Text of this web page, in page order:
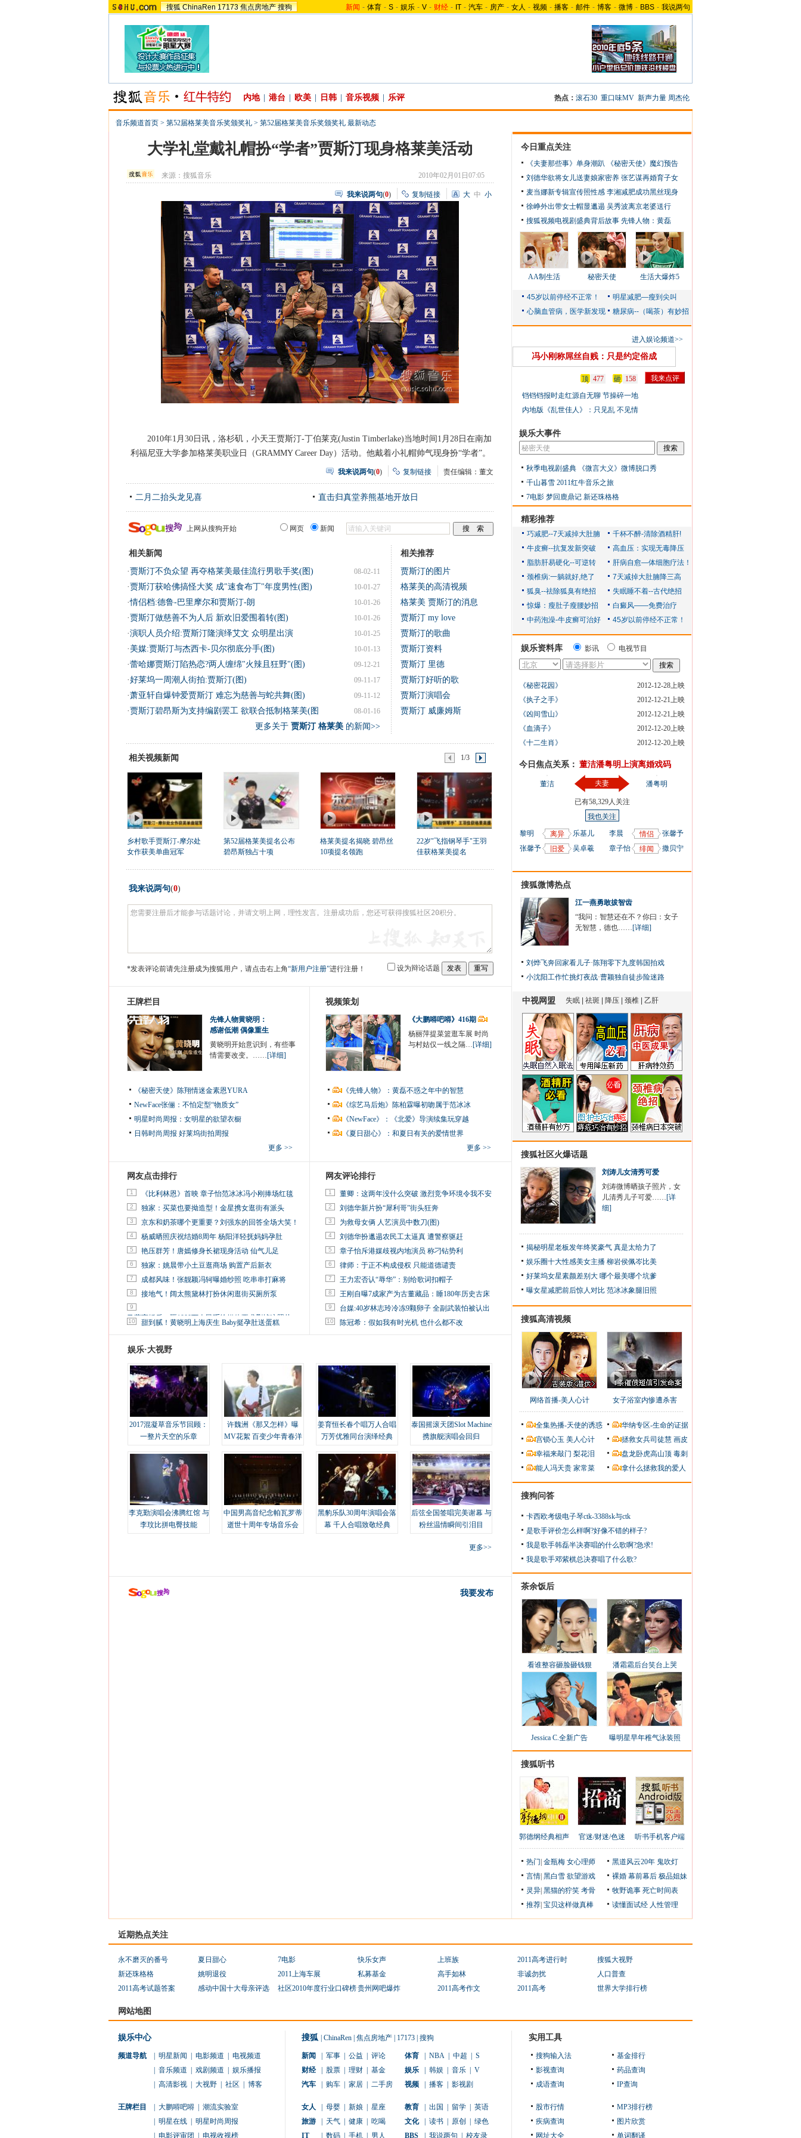
搜狐 ChinaRen 17173 焦点房地产 搜狗 新闻 - 体育 - S - 娱乐 - V - 财经 - IT - 汽车 - 房产 - 女人 - 视频 - 播客 - 邮件 - 博客 - 微博 - BBS - 我说两句
内地 港台 欧美 日韩 音乐视频 乐评 热点： 滚石30 重口味MV 新声力量 周杰伦
音乐频道首页 > 第52届格莱美音乐奖颁奖礼 > 第52届格莱美音乐奖颁奖礼 最新动态
大学礼堂戴礼帽扮“学者”贾斯汀现身格莱美活动
来源：搜狐音乐 2010年02月01日07:05
我来说两句(0) 复制链接 大 中 小
2010年1月30日讯，洛杉矶，小天王贾斯汀-丁伯莱克(Justin Timberlake)当地时间1月28日在南加
利福尼亚大学参加格莱美职业日（GRAMMY Career Day）活动。他戴着小礼帽帅气现身扮“学者”。
我来说两句(0) 复制链接 责任编辑：董文
二月二抬头龙见喜 直击归真堂养熊基地开放日
上网从搜狗开始 网页 新闻
相关新闻
08-02-11
· 贾斯汀不负众望 再夺格莱美最佳流行男歌手奖(图)
10-01-27
· 贾斯汀获哈佛搞怪大奖 成"速食布丁"年度男性(图)
10-01-26
·情侣档:德鲁-巴里摩尔和贾斯汀-朗
10-01-26
· 贾斯汀做慈善不为人后 新欢旧爱围着转(图)
10-01-25
·演职人员介绍:贾斯汀隆演绎艾文 众明星出演
10-01-13
· 美媒:贾斯汀与杰西卡-贝尔彻底分手(图)
09-12-21
·蕾哈娜贾斯汀陷热恋?两人缠绵"火辣且狂野"(图)
09-11-17
·好莱坞一周潮人街拍:贾斯汀(图)
09-11-12
·萧亚轩自爆钟爱贾斯汀 难忘为慈善与蛇共舞(图)
08-01-16
· 贾斯汀碧昂斯为支持编剧罢工 欲联合抵制格莱美(图
更多关于 贾斯汀 格莱美的新闻>>
相关推荐
贾斯汀的图片
格莱美的高清视频
格莱美 贾斯汀的消息
贾斯汀 my love
贾斯汀的歌曲
贾斯汀资料
贾斯汀 里德
贾斯汀好听的歌
贾斯汀演唱会
贾斯汀 威廉姆斯
相关视频新闻 1/3
乡村歌手贾斯汀-摩尔处
女作获美单曲冠军
第52届格莱美提名公布
碧昂斯独占十项
格莱美提名揭晓 碧昂丝
10项提名领跑
22岁"飞指钢琴手"王羽
佳获格莱美提名
我来说两句(0)
*发表评论前请先注册成为搜狐用户，请点击右上角“新用户注册”进行注册！ 设为辩论话题
王牌栏目
先锋人物黄晓明：
感谢低潮 偶像重生
黄晓明开始意识到，有些事
情需要改变。……[详细]
《秘密天使》陈翔情迷金素恩YURA
NewFace张俪：不怕定型“物质女”
明星时尚周报：女明星的欲望衣橱
日韩时尚周报 好莱坞街拍周报
更多 >>
视频策划
《大鹏嘚吧嘚》416期
杨丽萍提菜篮逛车展 时尚
与村姑仅一线之隔…[详细]
《先锋人物》：黄磊不惑之年中的智慧
《综艺马后炮》陈柏霖曝初吻属于范冰冰
《NewFace》：《北爱》导演续集玩穿越
《夏日甜心》：和夏日有关的爱情世界
更多 >>
网友点击排行
1 《比利林恩》首映 章子怡范冰冰冯小刚捧场红毯
2 独家：买菜也要拗造型！金星携女逛街有派头
3 京东和奶茶哪个更重要？刘强东的回答全场大笑！
4 杨威晒照庆祝结婚8周年 杨阳洋轻抚妈妈孕肚
5 艳压群芳！唐嫣修身长裙现身活动 仙气儿足
6 独家：姚晨带小土豆逛商场 购置产后新衣
7 成都风味！张靓颖冯轲曝婚纱照 吃串串打麻将
8 接地气！阔太熊黛林打扮休闲逛街买厕所泵
9
马蓉离婚后，砸1000万人民币给媒体要求删掉这照片
10 甜到腻！黄晓明上海庆生 Baby挺孕肚送蛋糕
网友评论排行
1 董卿：这两年没什么突破 激烈竞争环境令我不安
2 刘德华新片扮“犀利哥”街头狂奔
3 为救母女俩 人艺演员中数刀(图)
4 刘德华扮邋遢农民工太逼真 遭警察驱赶
5 章子怡斥港媒歧视内地演员 称刁钻势利
6 律师：于正不构成侵权 只能道德谴责
7 王力宏否认“辱华”：别给歌词扣帽子
8 王刚自曝7成家产为古董藏品：睡180年历史古床
9 台媒:40岁林志玲冷冻9颗卵子 全副武装怕被认出
10 陈冠希：假如我有时光机 也什么都不改
娱乐·大视野
2017混凝草音乐节回顾：
一整片天空的乐章
许魏洲《那又怎样》曝
MV花絮 百变少年青春洋
姜育恒长春个唱万人合唱
万芳优雅同台演绎经典
泰国摇滚天团Slot Machine
携旗舰演唱会回归
李克勤演唱会沸腾红馆 与
李玟比拼电臀技能
中国男高音纪念帕瓦罗蒂
逝世十周年专场音乐会
黑豹乐队30周年演唱会落
幕 千人合唱致敬经典
后弦全国签唱完美谢幕 与
粉丝温情瞬间引泪目
更多>>
我要发布
今日重点关注
《夫妻那些事》单身潮趴
《秘密天使》魔幻预告
刘德华欲将女儿送妻娘家密养 张艺谋再婚育子女
麦当娜新专辑宣传照性感 李湘减肥成功黑丝现身
徐峥外出带女士帽显邋遢 吴秀波离京老婆送行
搜狐视频电视剧盛典背后故事 先锋人物：黄磊
AA制生活 秘密天使 生活大爆炸5
进入娱论频道>>
冯小刚称屌丝自贱：只是约定俗成
顶 477 砸
158
铛铛铛报时走红源自无聊 节操碎一地
内地版《乱世佳人》：只见乱 不见情
娱乐大事件
秋季电视剧盛典
《微言大义》微博脱口秀
千山暮雪 2011红牛音乐之旅
7电影 梦回鹿鼎记 新还珠格格
精彩推荐
娱乐资料库 影讯 电视节目
《秘密花园》
2012-12-28上映
《执子之手》
2012-12-21上映
《凶间雪山》
2012-12-21上映
《血滴子》
2012-12-20上映
《十二生肖》
2012-12-20上映
今日焦点关系： 董洁潘粤明上演离婚戏码
董洁 夫妻
已有58,329人关注
我也关注
潘粤明
黎明 离异
乐基儿
张馨予
旧爱 吴卓羲
李晨 情侣
张馨予
章子怡
绯闻 撒贝宁
搜狐微博热点
江一燕勇敢拔智齿
“我问：智慧还在不？你曰：女子
无智慧，德也……[详细]
刘烨飞奔回家看儿子·陈翔零下九度韩国拍戏
小沈阳工作忙挑灯夜战·曹颖独自徒步险迷路
搜狐社区火爆话题
刘涛儿女清秀可爱
刘涛微博晒孩子照片，女
儿清秀儿子可爱……[详
细]
揭秘明星老板发年终奖豪气 真是太给力了
娱乐圈十大性感美女主播 柳岩侯佩岑比美
好莱坞女星素颜差别大 哪个最美哪个坑爹
曝女星减肥前后惊人对比 范冰冰象腿旧照
搜狐高清视频
网络首播-美人心计 女子浴室内惨遭杀害
全集热播-天使的诱惑
华纳专区-生命的证据
宫锁心玉 美人心计 拯救女兵司徒慧 画皮
幸福来敲门 梨花泪 盘龙卧虎高山顶 毒刺
能人冯天贵 家常菜 拿什么拯救我的爱人
搜狗问答
卡西欧考级电子琴ctk-3388sk与ctk
是歌手评价怎么样啊?好像不错的样子?
我是歌手韩磊半决赛唱的什么歌啊?急求!
我是歌手邓紫棋总决赛唱了什么歌?
茶余饭后
看谁整容砸脸砸钱狠 潘霜霜后台笑台上哭
Jessica C.全新广告 曝明星早年稚气泳装照
搜狐听书
郭德纲经典相声 官迷/财迷/色迷 听书手机客户端
热门 金瓶梅 女心理师 黑道风云20年 鬼吹灯
言情 黑白雪 欲望游戏 裸婚 幕前幕后 极品姐妹
灵异 黑猫的狞笑 考骨 牧野诡事 死亡时间表
推荐 宝贝这样做真棒 读懂面试经 人性管理
近期热点关注
永不磨灭的番号 夏日甜心 7电影 快乐女声 上班族 2011高考进行时
搜狐大视野
新还珠格格
姚明退役 2011上海车展 私募基金 高手如林 非诚勿扰
人口普查
2011高考试题答案
感动中国十大母亲评选 社区2010年度行业口碑榜贵州网吧爆炸 2011高考作文 2011高考 世界大学排行榜
网站地图
娱乐中心
频道导航 明星新闻 电影频道
电视频道
音乐频道 戏剧频道
娱乐播报
高清影视 大视野 社区 博客
王牌栏目 大鹏嘚吧嘚
潮流实验室
明星在线
明星时尚周报
电影评审团 电视收视榜
搜狐 ChinaRen 焦点房地产 17173 搜狗
新闻 军事 公益 评论 体育 NBA 中超
S
财经
股票 理财 基金 娱乐 韩娱 音乐
V
汽车
购车 家居 二手房 视频 播客 影视剧
女人 母婴 新娘 星座 教育 出国 留学
英语
旅游
天气 健康 吃喝 文化 读书 原创
绿色
IT
数码 手机 男人 BBS 我说两句 校友录
实用工具
搜狗输入法
基金排行
影视查询
药品查询
成语查询
IP查询
股市行情
MP3排行榜
疾病查询
图片欣赏
网址大全
单词翻译